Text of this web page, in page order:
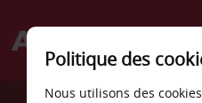
Welcome
Politique des
Nous utilisons des